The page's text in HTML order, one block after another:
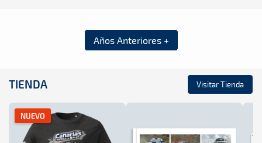
Años Anteriores +
TIENDA Visitar Tienda
NUEVO